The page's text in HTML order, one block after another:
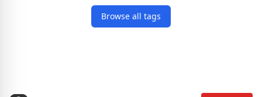
Browse all tags